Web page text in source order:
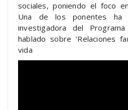
sociales, poniendo el foco
Una de los ponentes ha
investigadora del Programa
hablado sobre ‘Relaciones
vida